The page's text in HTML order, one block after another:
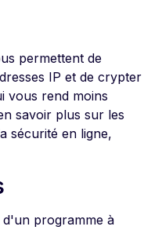
permettent de
IP et de crypter
vous rend moins
savoir plus sur les
sécurité en ligne,
programme à